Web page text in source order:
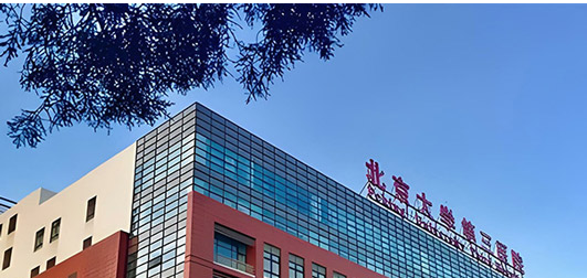
首页 医院 医生 疾病
视频
权威视频 健康短视频
语音 文章
问答
权威问答
健康知道
医院入驻 网上医院 搜索
科普文章